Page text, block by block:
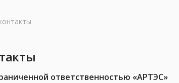
ответственностью «АРТЭС»